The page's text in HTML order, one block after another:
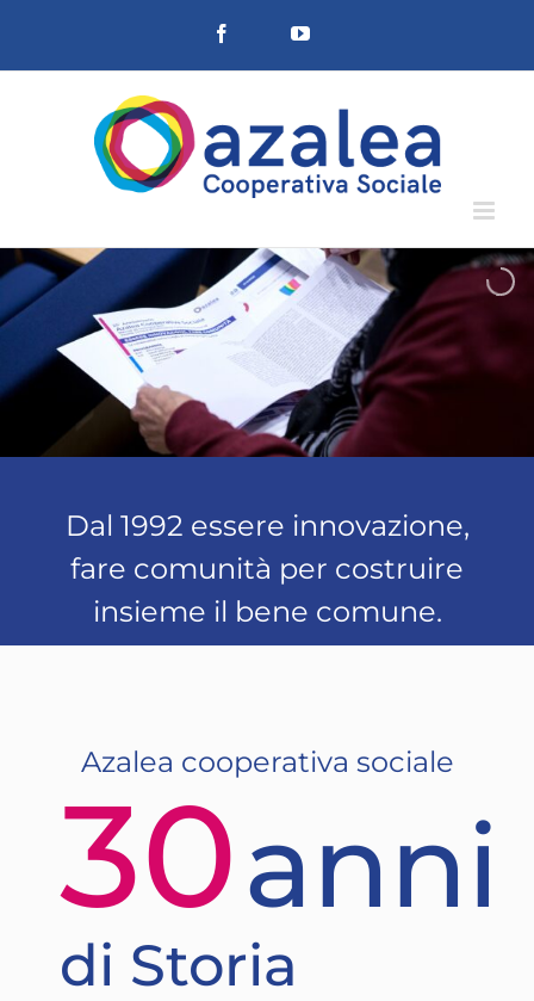
contenuto
Facebook YouTube
Dal 1992 essere innovazione,
fare comunità per costruire
insieme il bene comune.
Azalea cooperativa sociale
30anni
di Storia